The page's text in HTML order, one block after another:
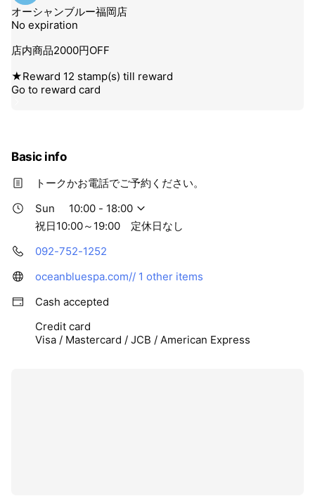
Basic info
トークかお電話でご予約ください。
Sun
10:00 - 18:00
祝日10:00～19:00 定休日なし
092-752-1252
oceanbluespa.com// 1 other items
Cash accepted
Credit card
Visa / Mastercard / JCB / American Express